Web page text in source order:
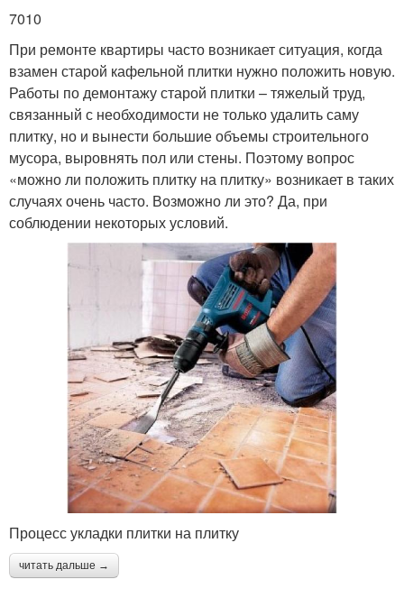
7010
При ремонте квартиры часто возникает ситуация, когда
взамен старой кафельной плитки нужно положить новую.
Работы по демонтажу старой плитки – тяжелый труд,
связанный с необходимости не только удалить саму
плитку, но и вынести большие объемы строительного
мусора, выровнять пол или стены. Поэтому вопрос
«можно ли положить плитку на плитку» возникает в таких
случаях очень часто. Возможно ли это? Да, при
соблюдении некоторых условий.
Процесс укладки плитки на плитку
читать дальше →